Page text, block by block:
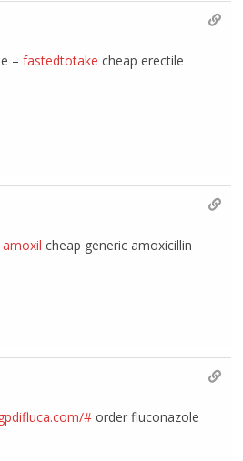
–fastedtotake cheap erectile
amoxil cheap generic amoxicillin
# order fluconazole